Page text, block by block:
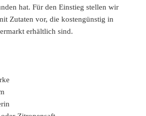
hat. Für den Einstieg stellen wir
Zutaten vor, die kostengünstig in
erhältlich sind.